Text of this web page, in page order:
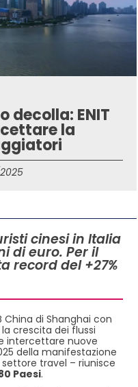
decolla: ENIT
la
cinesi in Italia
di euro. Per il
record del +27%
China di Shanghai con
crescita dei flussi
intercettare nuove
della manifestazione
travel – riunisce
Paesi.